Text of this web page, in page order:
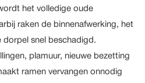
het volledige oude
raken de binnenafwerking, het
dorpel snel beschadigd.
plamuur, nieuwe bezetting
ramen vervangen onnodig